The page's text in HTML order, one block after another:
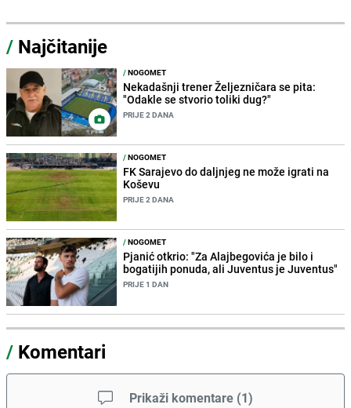
/ Najčitanije
/NOGOMET
Nekadašnji trener Željezničara se pita:
"Odakle se stvorio toliki dug?"
PRIJE 2 DANA
/NOGOMET
FK Sarajevo do daljnjeg ne može igrati na
Koševu
PRIJE 2 DANA
/NOGOMET
Pjanić otkrio: "Za Alajbegovića je bilo i
bogatijih ponuda, ali Juventus je Juventus"
PRIJE 1 DAN
/ Komentari
Prikaži komentare (1)